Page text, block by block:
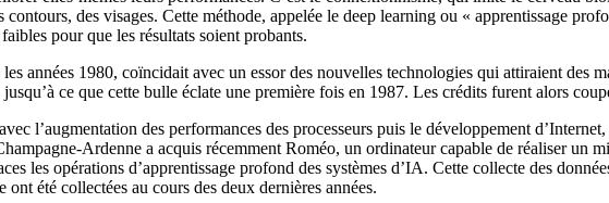
des visages. Cette méthode, appelée le deep learning ou « apprentissage
pour que les résultats soient probants.
années 1980, coïncidait avec un essor des nouvelles technologies qui attiraient des
ce que cette bulle éclate une première fois en 1987. Les crédits furent alors
l’augmentation des performances des processeurs puis le développement
Ardenne a acquis récemment Roméo, un ordinateur capable de réaliser un
les opérations d’apprentissage profond des systèmes d’IA. Cette collecte des
été collectées au cours des deux dernières années.